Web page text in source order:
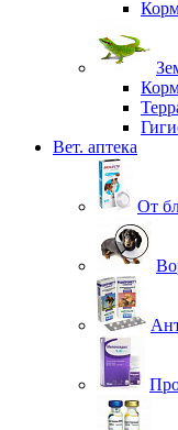
Вет. аптека
От